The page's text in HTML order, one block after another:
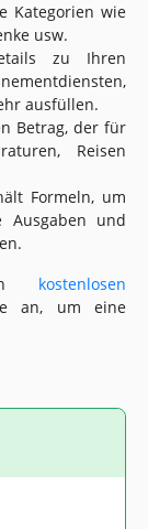
Kategorien wie
usw.
zu Ihren
ausfüllen.
Betrag, der für
Reisen
Formeln, um
Ausgaben und
kostenlosen
an, um eine